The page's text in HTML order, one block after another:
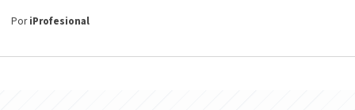
PoriProfesional